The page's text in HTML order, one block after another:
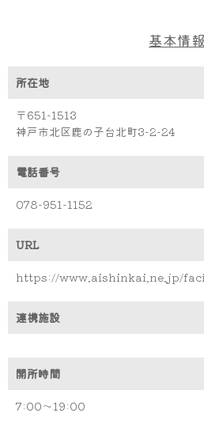
基本情報
所在地
〒651-1513
神戸市北区鹿の子台北町3-2-24
電話番号
078-951-1152
URL
https://www.aishinkai.ne.jp/
連携施設
開所時間
7:00～19:00